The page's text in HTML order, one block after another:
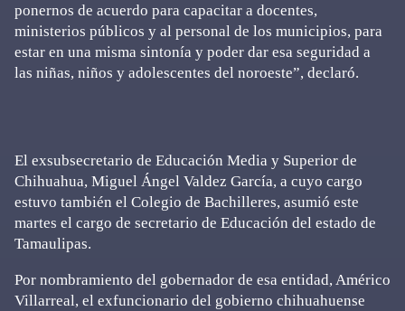
ponernos de acuerdo para capacitar a docentes,
ministerios públicos y al personal de los municipios, para
estar en una misma sintonía y poder dar esa seguridad a
las niñas, niños y adolescentes del noroeste”, declaró.
El exsubsecretario de Educación Media y Superior de
Chihuahua, Miguel Ángel Valdez García, a cuyo cargo
estuvo también el Colegio de Bachilleres, asumió este
martes el cargo de secretario de Educación del estado de
Tamaulipas.
Por nombramiento del gobernador de esa entidad, Américo
Villarreal, el exfuncionario del gobierno chihuahuense